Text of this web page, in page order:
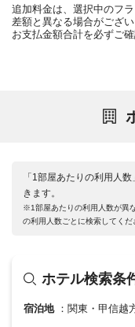
追加料金は、選択中のフ
差額と異なる場合がござ
お支払金額合計を必ずご確
「1部屋あたりの利用人
きます。
※1部屋あたりの利用人数が異
の利用人数ごとに検索してくだ
ホテル検索条
宿泊地 関東・甲信越